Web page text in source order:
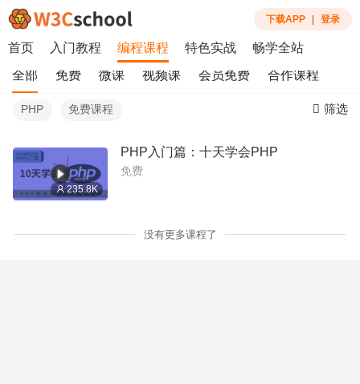
下载APP 登录
首页 入门教程 编程课程 特色实战 畅学全站
全部 免费 微课 视频课 会员免费 合作课程
PHP 免费课程 筛选
235.8K
PHP入门篇：十天学会PHP
免费
没有更多课程了